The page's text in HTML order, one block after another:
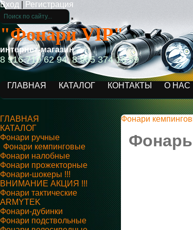
Вход Регистрация
"Фонари VIP"
интернет-магазин
8 916 710 62 94, 8 965 374 16 59
ГЛАВНАЯ КАТАЛОГ КОНТАКТЫ О НАС
ГЛАВНАЯ
КАТАЛОГ
Фонари ручные
Фонари кемпинговые
Фонари налобные
Фонари прожекторные
Фонари-шокеры !!!
ВНИМАНИЕ АКЦИЯ !!!
Фонари тактические
ARMYTEK
Фонари-дубинки
Фонари подствольные
Фонари